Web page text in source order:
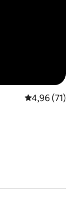
Μέση
4,96 (71)